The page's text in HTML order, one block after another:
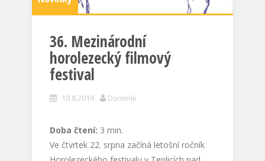
36. Mezinárodní
horolezecký filmový
festival
18.8.2019 Dominik
Doba čtení: 3 min.
Ve čtvrtek 22. srpna začíná letošní ročník